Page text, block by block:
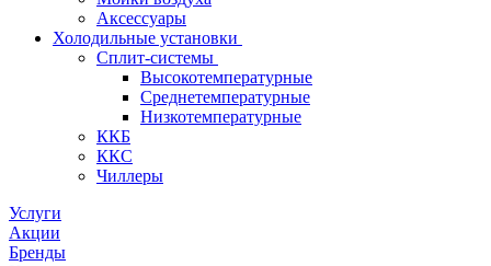
Аксессуары
Холодильные установки
Сплит-системы
Высокотемпературные
Среднетемпературные
Низкотемпературные
ККБ
ККС
Чиллеры
Услуги
Акции
Бренды